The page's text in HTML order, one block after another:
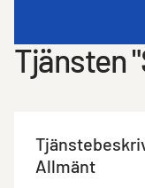
Tjänsten
Allmänt